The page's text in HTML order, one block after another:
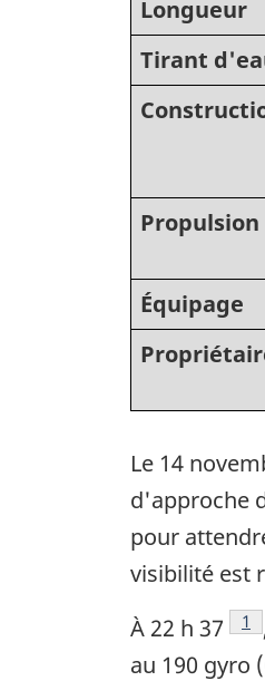
Longueur
Tirant
Propulsion
Équipage
Le 14
d'approche
pour
visibilité est
À 22 h 37
1
au 190 gyro